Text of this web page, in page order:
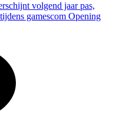
volgend jaar pas,
gamescom Opening